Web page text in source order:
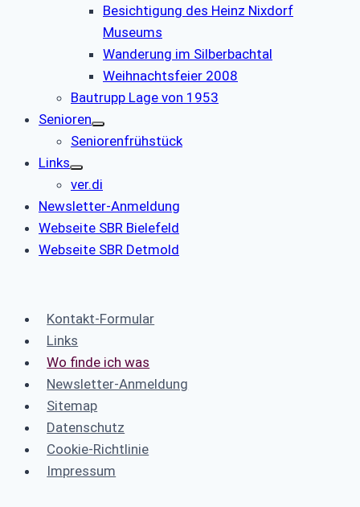
Besichtigung des Heinz Nixdorf
Museums
Wanderung im Silberbachtal
Weihnachtsfeier 2008
Bautrupp Lage von 1953
Senioren
Seniorenfrühstück
Links
ver.di
Newsletter-Anmeldung
Webseite SBR Bielefeld
Webseite SBR Detmold
Kontakt-Formular
Links
Wo finde ich was
Newsletter-Anmeldung
Sitemap
Datenschutz
Cookie-Richtlinie
Impressum